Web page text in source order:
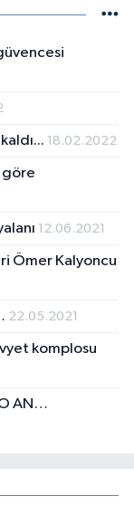
18.02.2022
göre
12.06.2021
Ömer Kalyoncu
22.05.2021
komplosu
O AN…